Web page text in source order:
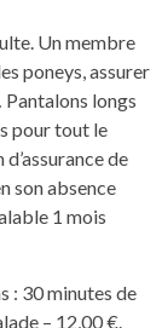
Un membre
poneys, assurer
longs
pour tout le
de
son absence
1 mois
: 30 minutes de
– 12,00 €.